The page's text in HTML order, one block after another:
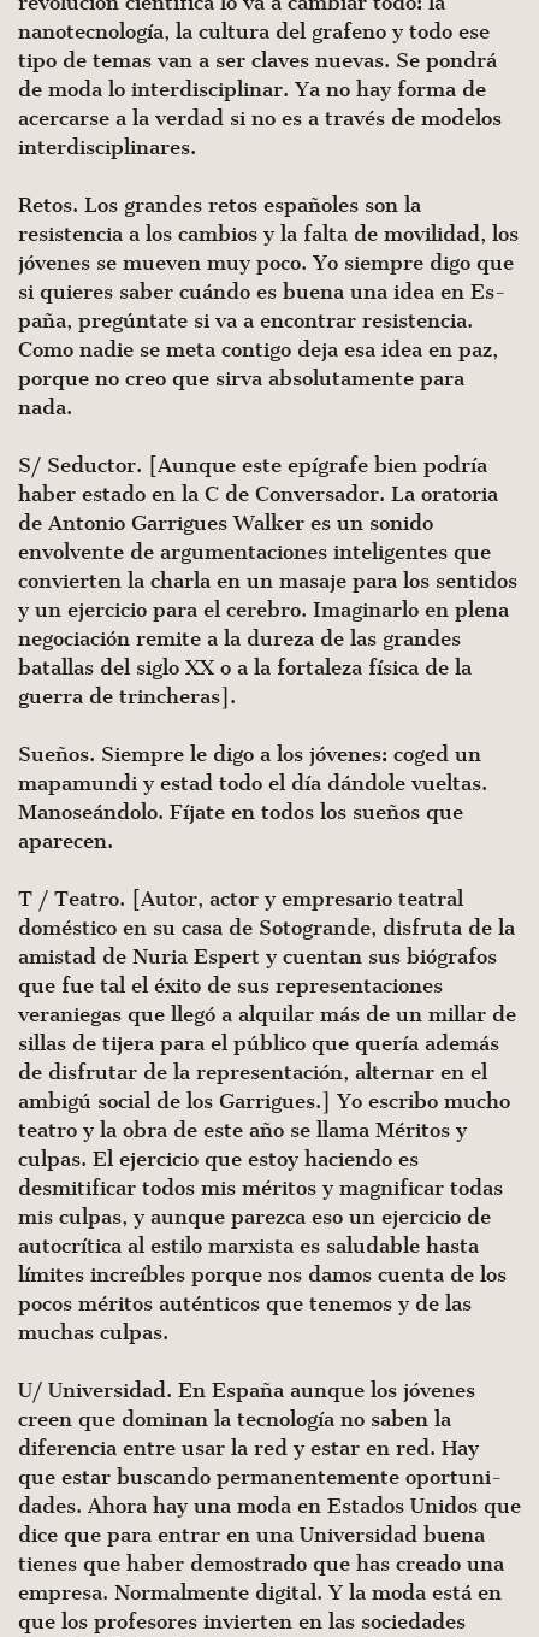
nanotecnología, la cultura del grafeno y todo ese
tipo de temas van a ser claves nuevas. Se pondrá
de moda lo interdisciplinar. Ya no hay forma de
acer­carse a la verdad si no es a través de modelos
interdisciplinares.
Retos. Los grandes retos españoles son la
resistencia a los cam­bios y la falta de movilidad, los
jóvenes se mueven muy poco. Yo siempre digo que
si quieres saber cuándo es buena una idea en Es­
paña, pregúntate si va a encontrar resistencia.
Como nadie se meta contigo deja esa idea en paz,
porque no creo que sirva absolutamente para
nada.
S/ Seductor. [Aunque este epígrafe bien podría
haber estado en la C de Conversador. La oratoria
de Antonio Garrigues Walker es un sonido
envolvente de argumentaciones inteligentes que
con­vierten la charla en un masaje para los sentidos
y un ejercicio para el cerebro. Imaginarlo en plena
negociación remite a la dureza de las grandes
batallas del siglo XX o a la fortaleza física de la
guerra de trincheras].
Sueños. Siempre le digo a los jóvenes: coged un
mapamundi y estad todo el día dándole vueltas.
Manoseándolo. Fíjate en todos los sueños que
aparecen.
T / Teatro. [Autor, actor y empresario teatral
doméstico en su casa de Sotogrande, disfruta de la
amistad de Nuria Espert y cuentan sus biógrafos
que fue tal el éxito de sus representaciones
veraniegas que llegó a alquilar más de un millar de
sillas de tijera para el público que quería además
de disfrutar de la representación, alternar en el
ambigú social de los Garrigues.] Yo escribo mucho
teatro y la obra de este año se llama Méritos y
culpas. El ejercicio que estoy haciendo es
desmitificar todos mis méritos y magnificar todas
mis culpas, y aunque parezca eso un ejercicio de
autocrítica al estilo marxista es saludable hasta
límites increíbles porque nos damos cuenta de los
pocos méritos auténticos que tenemos y de las
muchas culpas.
U/ Universidad. En España aunque los jóvenes
creen que dominan la tecnología no saben la
diferencia entre usar la red y es­tar en red. Hay
que estar buscando permanentemente oportuni­
dades. Ahora hay una moda en Estados Unidos que
dice que para entrar en una Universidad buena
tienes que haber demostrado que has creado una
empresa. Normalmente digital. Y la moda está en
que los profesores invierten en las sociedades